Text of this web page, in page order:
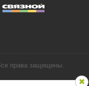
права защищены.